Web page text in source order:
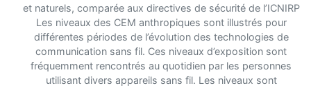
et naturels, comparée aux directives de sécurité de l’ICNIRP
Les niveaux des CEM anthropiques sont illustrés pour
différentes périodes de l’évolution des technologies de
communication sans fil. Ces niveaux d’exposition sont
fréquemment rencontrés au quotidien par les personnes
utilisant divers appareils sans fil. Les niveaux sont